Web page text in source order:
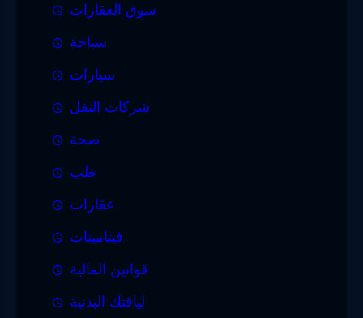
سوق العقارات
سياحة
سيارات
شركات النقل
صحة
طب
عقارات
فيتامينات
قوانين المالية
لياقتك البدنية